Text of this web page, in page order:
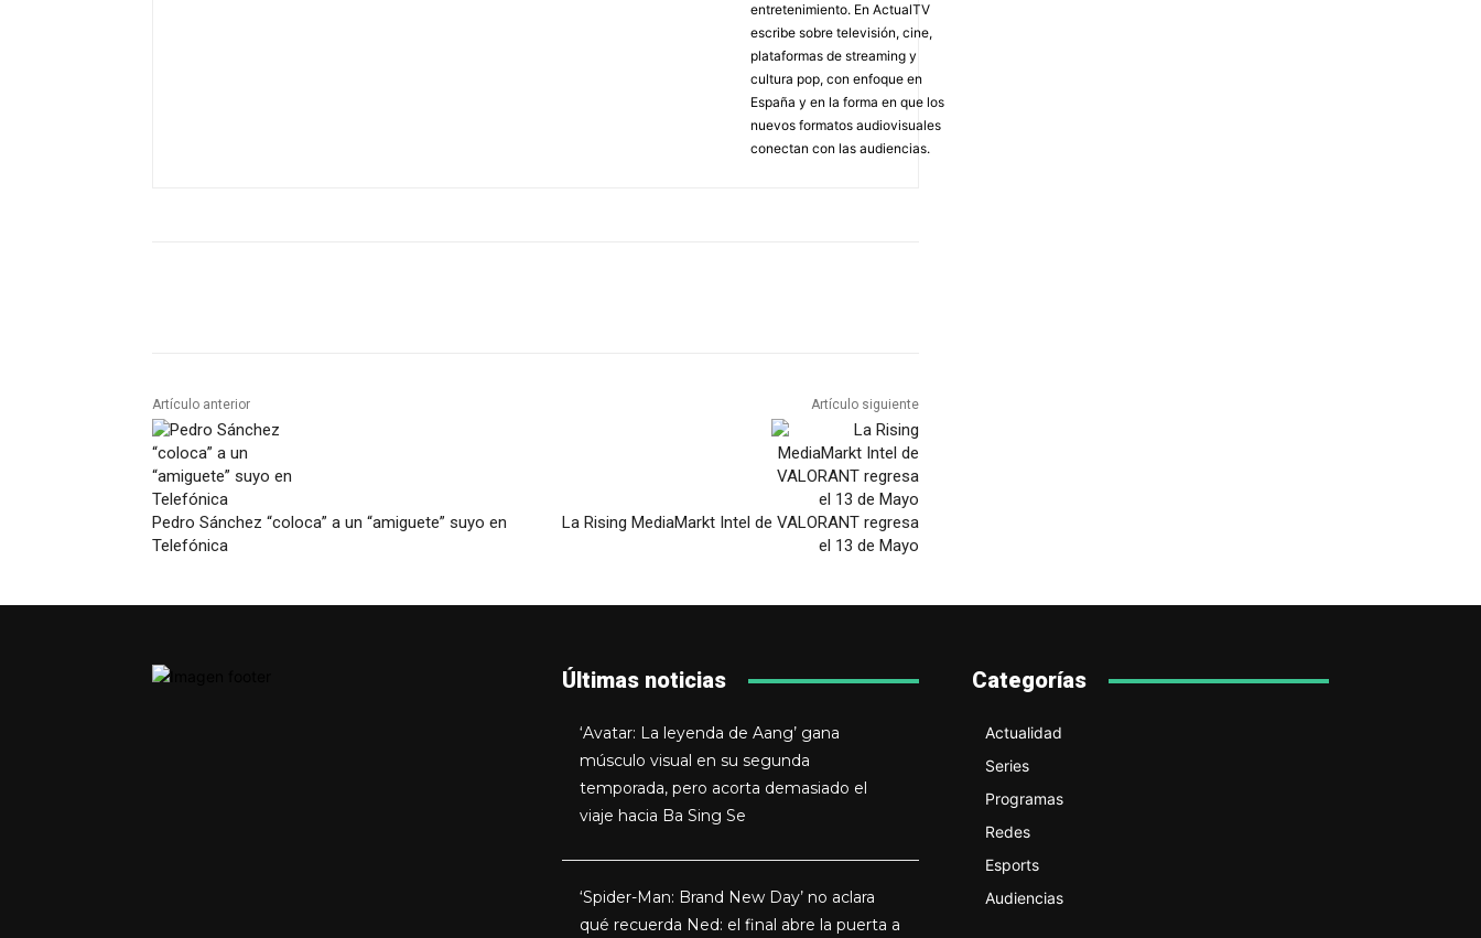
entretenimiento. En ActualTV
escribe sobre televisión, cine,
plataformas de streaming y
cultura pop, con enfoque en
España y en la forma en que los
nuevos formatos audiovisuales
conectan con las audiencias.
Artículo anterior
Pedro Sánchez “coloca” a un “amiguete” suyo en
Telefónica
Artículo siguiente
La Rising MediaMarkt Intel de VALORANT regresa
el 13 de Mayo
Últimas noticias
‘Avatar: La leyenda de Aang’ gana
músculo visual en su segunda
temporada, pero acorta demasiado el
viaje hacia Ba Sing Se
‘Spider-Man: Brand New Day’ no aclara
qué recuerda Ned: el final abre la puerta a
Categorías
Actualidad
Series
Programas
Redes
Esports
Audiencias